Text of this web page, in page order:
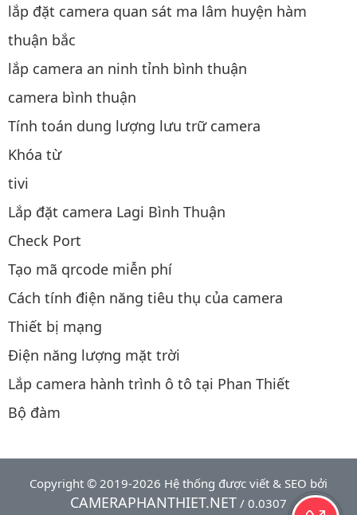
lắp đặt camera quan sát ma lâm huyện hàm
thuận bắc
lắp camera an ninh tỉnh bình thuận
camera bình thuận
Tính toán dung lượng lưu trữ camera
Khóa từ
tivi
Lắp đặt camera Lagi Bình Thuận
Check Port
Tạo mã qrcode miễn phí
Cách tính điện năng tiêu thụ của camera
Thiết bị mạng
Điện năng lượng mặt trời
Lắp camera hành trình ô tô tại Phan Thiết
Bộ đàm
Copyright © 2019-2026 Hệ thống được viết & SEO bởi
CAMERAPHANTHIET.NET / 0.0307